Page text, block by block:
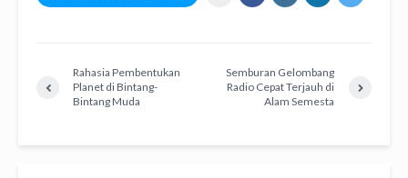
Rahasia Pembentukan
Planet di Bintang-
Bintang Muda
Semburan Gelombang
Radio Cepat Terjauh di
Alam Semesta